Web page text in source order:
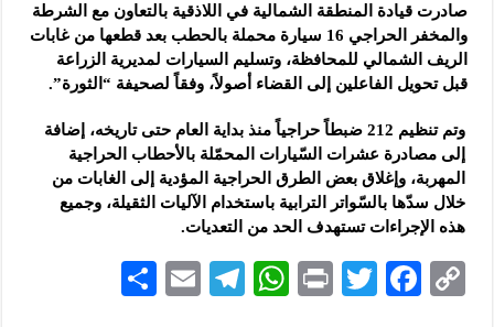
صادرت قيادة المنطقة الشمالية في اللاذقية بالتعاون مع الشرطة
والمخفر الحراجي 16 سيارة محملة بالحطب بعد قطعها من غابات
الريف الشمالي للمحافظة، وتسليم السيارات لمديرية الزراعة
قبل تحويل الفاعلين إلى القضاء أصولاً، وفقاً لصحيفة “الثورة”.
وتم تنظيم 212 ضبطاً حراجياً منذ بداية العام حتى تاريخه، إضافة
إلى مصادرة عشرات السّيارات المحمّلة بالأحطاب الحراجية
المهربة، وإغلاق بعض الطرق الحراجية المؤدية إلى الغابات من
خلال سدّها بالسّواتر الترابية باستخدام الآليات الثقيلة، وجميع
هذه الإجراءات تستهدف الحد من التعديات.
C
F
T
P
W
Te
E